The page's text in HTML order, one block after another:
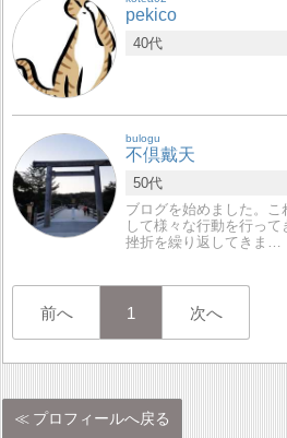
pekico
40代
bulogu
不倶戴天
50代
ブログを始めました。
して様々な行動を行っ
挫折を繰り返してきま…
前へ 1 次へ
プロフィールへ戻る